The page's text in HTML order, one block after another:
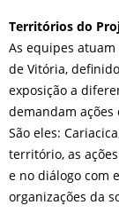
Territórios do
As equipes
de Vitória,
exposição a
demandam ações
São eles:
território, as
e no diálogo com
organizações da